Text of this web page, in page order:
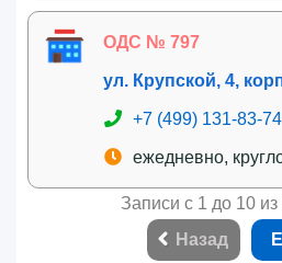
ОДС № 797
ул. Крупской, 4,
+7 (499) 131-83-74
ежедневно,
Записи с 1 до 10 из
Назад